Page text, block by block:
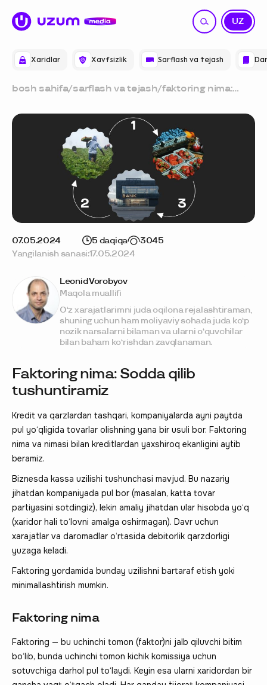
Xaridlar Xavfsizlik Sarflash va tejash
UZ
RU
bosh sahifa/sarflash va tejash/faktoring nima:
tushuntiramiz
07.05.2024 5 daqiqa
3045
Yangilanish sanasi:17.05.2024
Faktoring nima: Sodda qilib
tushuntiramiz
Kredit va qarzlardan tashqari, kompaniyalarda ayni paytda
pul yo‘qligida tovarlar olishning yana bir usuli bor. Faktoring
nima va nimasi bilan kreditlardan yaxshiroq ekanligini aytib
beramiz.
Biznesda kassa uzilishi tushunchasi mavjud. Bu nazariy
jihatdan kompaniyada pul bor (masalan, katta tovar
partiyasini sotdingiz), lekin amaliy jihatdan ular hisobda yo‘q
(xaridor hali to‘lovni amalga oshirmagan). Davr uchun
xarajatlar va daromadlar o‘rtasida debitorlik qarzdorligi
yuzaga keladi.
Faktoring yordamida bunday uzilishni bartaraf etish yoki
minimallashtirish mumkin.
Faktoring nima
Faktoring — bu uchinchi tomon (faktor)ni jalb qiluvchi bitim
bo‘lib, bunda uchinchi tomon kichik komissiya uchun
sotuvchiga darhol pul to‘laydi. Keyin esa ularni xaridordan bir
Leonid Vorobyov
Maqola muallifi
O‘z xarajatlarimni juda oqilona rejalashtiraman,
shuning uchun ham moliyaviy sohada juda ko‘p
nozik narsalarni bilaman va ularni o‘quvchilar
bilan baham ko‘rishdan zavqlanaman.